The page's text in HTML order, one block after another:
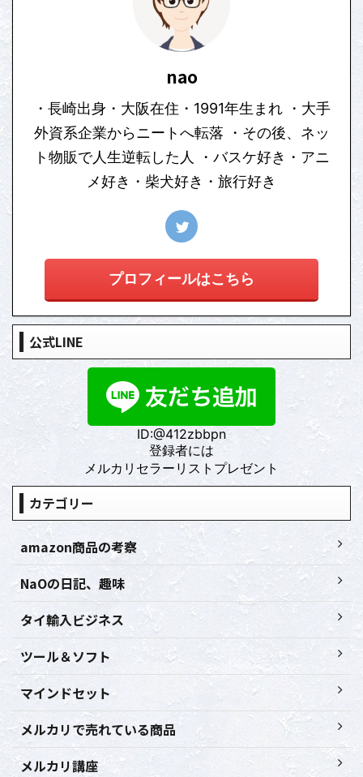
nao
・長崎出身・大阪在住・1991年生まれ ・大手
外資系企業からニートへ転落 ・その後、ネッ
ト物販で人生逆転した人 ・バスケ好き・アニ
メ好き・柴犬好き・旅行好き
プロフィールはこちら
公式LINE
ID:@412zbbpn
登録者には
メルカリセラーリストプレゼント
カテゴリー
amazon商品の考察
NaOの日記、趣味
タイ輸入ビジネス
ツール＆ソフト
マインドセット
メルカリで売れている商品
メルカリ講座